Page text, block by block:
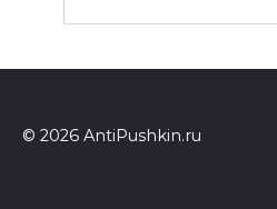
© 2026 AntiPushkin.ru